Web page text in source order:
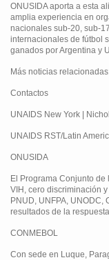
ONUSIDA aporta a esta
amplia experiencia en
nacionales sub-20, sub-
internacionales de fútbol
ganados por Argentina y
Más noticias
Contactos
UNAIDS New York |
UNAIDS RST/Latin
ONUSIDA
El Programa Conjunto
VIH, cero discriminación
PNUD, UNFPA,
resultados de la
CONMEBOL
Con sede en Luque,